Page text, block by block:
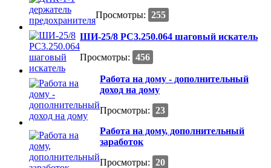
Просмотры: 255
ШИ-25/8 РС3.250.064 шаговый искатель
Просмотры: 456
Работа на дому - дополнительный
доход на дому
Просмотры: 23
Работа на дому, дополнительный
заработок
Просмотры: 20